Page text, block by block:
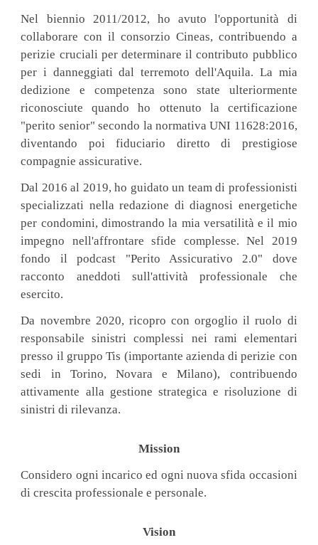
Nel biennio 2011/2012, ho avuto l'opportunità di
collaborare con il consorzio Cineas, contribuendo a
perizie cruciali per determinare il contributo pubblico
per i danneggiati dal terremoto dell'Aquila. La mia
dedizione e competenza sono state ulteriormente
riconosciute quando ho ottenuto la certificazione
"perito senior" secondo la normativa UNI 11628:2016,
diventando poi fiduciario diretto di prestigiose
compagnie assicurative.
Dal 2016 al 2019, ho guidato un team di professionisti
specializzati nella redazione di diagnosi energetiche
per condomini, dimostrando la mia versatilità e il mio
impegno nell'affrontare sfide complesse. Nel 2019
fondo il podcast "Perito Assicurativo 2.0" dove
racconto aneddoti sull'attività professionale che
esercito.
Da novembre 2020, ricopro con orgoglio il ruolo di
responsabile sinistri complessi nei rami elementari
presso il gruppo Tis (importante azienda di perizie con
sedi in Torino, Novara e Milano), contribuendo
attivamente alla gestione strategica e risoluzione di
sinistri di rilevanza.
Mission
Considero ogni incarico ed ogni nuova sfida occasioni
di crescita professionale e personale.
Vision